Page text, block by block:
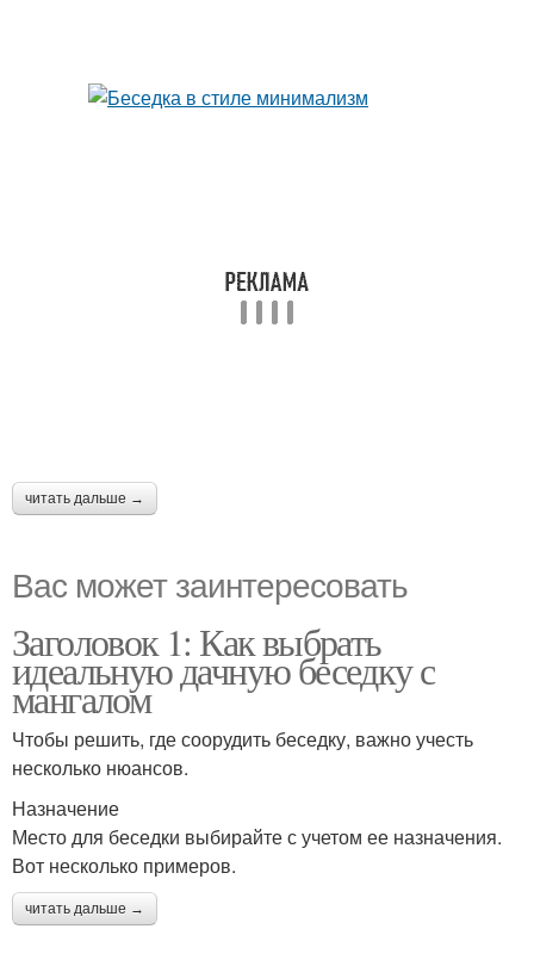
читать дальше →
Вас может заинтересовать
Заголовок 1: Как выбрать
идеальную дачную беседку с
мангалом
Чтобы решить, где соорудить беседку, важно учесть
несколько нюансов.
Назначение
Место для беседки выбирайте с учетом ее назначения.
Вот несколько примеров.
читать дальше →